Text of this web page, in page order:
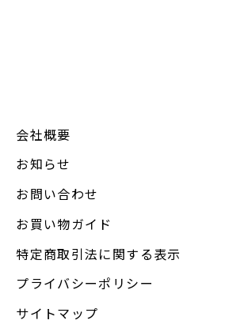
会社概要
お知らせ
お問い合わせ
お買い物ガイド
特定商取引法に関する表示
プライバシーポリシー
サイトマップ